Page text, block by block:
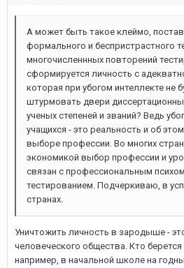
А может быть такое клеймо,
формального и беспристрастного
многочисленнных повторений
сформируется личность с
которая при убогом интеллекте не
штурмовать двери
ученых степеней и званий? Ведь
учащихся - это реальность и об
выборе профессии. Во многих
экономикой выбор профессии и
связан с профессиональным
тестированием. Подчеркиваю, в
странах.
Уничтожить личность в зародыше -
человеческого общества. Кто
например, в начальной школе на